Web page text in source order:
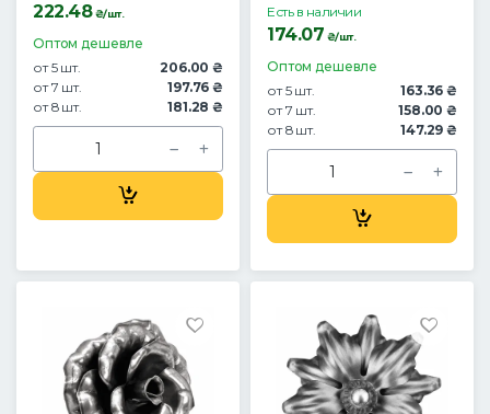
222.48₴/шт.
Оптом дешевле
от 5 шт.
206.00 ₴
от 7 шт.
197.76 ₴
от 8 шт.
181.28 ₴
Есть в наличии
174.07 ₴/шт.
Оптом дешевле
от 5 шт.
163.36 ₴
от 7 шт.
158.00 ₴
от 8 шт.
147.29 ₴